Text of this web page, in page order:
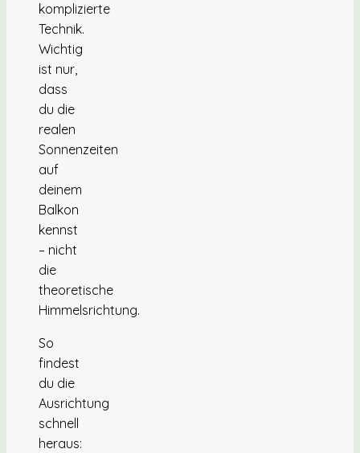
komplizierte
Technik.
Wichtig
ist nur,
dass
du die
realen
Sonnenzeiten
auf
deinem
Balkon
kennst
– nicht
die
theoretische
Himmelsrichtung.
So
findest
du die
Ausrichtung
schnell
heraus: